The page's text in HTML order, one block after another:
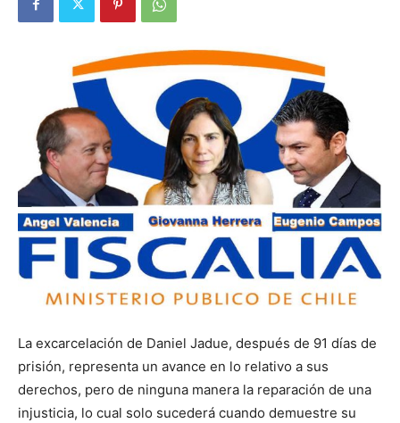
La excarcelación de Daniel Jadue, después de 91 días de
prisión, representa un avance en lo relativo a sus
derechos, pero de ninguna manera la reparación de una
injusticia, lo cual solo sucederá cuando demuestre su